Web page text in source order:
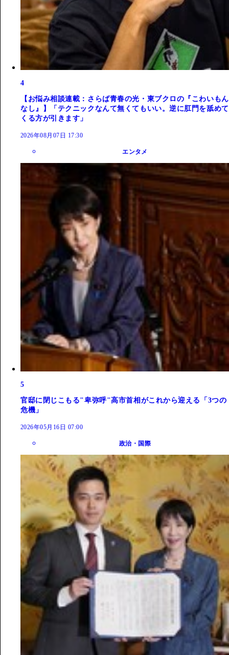
4
【お悩み相談連載：さらば青春の光・東ブクロの『こわいもん
なし』】「テクニックなんて無くてもいい。逆に肛門を舐めて
くる方が引きます」
2026年08月07日 17:30
エンタメ
5
官邸に閉じこもる"卑弥呼"高市首相がこれから迎える「3つの
危機」
2026年05月16日 07:00
政治・国際